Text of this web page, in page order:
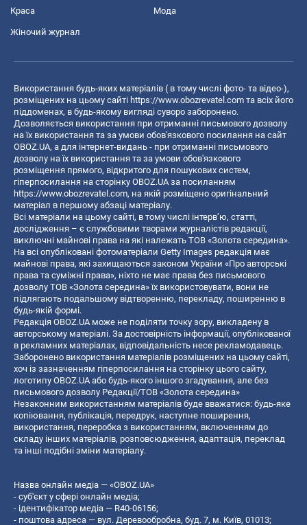
Краса Мода
Жіночий журнал
Використання будь-яких матеріалів ( в тому числі фото- та відео-),
розміщених на цьому сайті https://www.obozrevatel.com та всіх його
піддоменах, в будь-якому вигляді суворо заборонено.
Дозволяється використання при отриманні письмового дозволу
на їх використання та за умови обов'язкового посилання на сайт
OBOZ.UA, а для інтернет-видань - при отриманні письмового
дозволу на їх використання та за умови обов'язкового
розміщення прямого, відкритого для пошукових систем,
гіперпосилання на сторінку OBOZ.UA за посиланням
https://www.obozrevatel.com, на якій розміщено оригінальний
матеріал в першому абзаці матеріалу.
Всі матеріали на цьому сайті, в тому числі інтерв’ю, статті,
дослідження – є службовими творами журналістів редакції,
виключні майнові права на які належать ТОВ «Золота середина».
На всі опубліковані фотоматеріали Getty Images редакція має
майнові права, які захищаються законом України «Про авторські
права та суміжні права», ніхто не має права без письмового
дозволу ТОВ «Золота середина» їх використовувати, вони не
підлягають подальшому відтворенню, перекладу, поширенню в
будь-якій формі.
Редакція OBOZ.UA може не поділяти точку зору, викладену в
авторському матеріалі. За достовірність інформації, опублікованої
в рекламних матеріалах, відповідальність несе рекламодавець.
Заборонено використання матеріалів розміщених на цьому сайті,
хоч із зазначенням гіперпосилання на сторінку цього сайту,
логотипу OBOZ.UA або будь-якого іншого згадування, але без
письмового дозволу Редакції/ТОВ «Золота середина»
Незаконним використанням матеріалів буде вважатися: будь-яке
копiювання, публiкацiя, передрук, наступне поширення,
використання, переробка з використанням, включенням до
складу інших матеріалів, розповсюдження, адаптація, переклад
та інші подібні зміни матеріалу.
Назва онлайн медіа — «OBOZ.UA»
- суб'єкт у сфері онлайн медіа;
- ідентифікатор медіа — R40-06156;
- поштова адреса — вул. Деревообробна, буд. 7, м. Київ, 01013;